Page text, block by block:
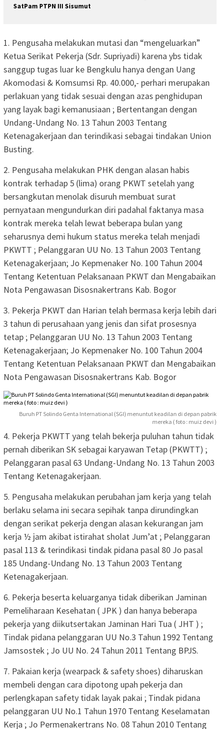
SatPam PTPN III Sisumut
1. Pengusaha melakukan mutasi dan “mengeluarkan”
Ketua Serikat Pekerja (Sdr. Supriyadi) karena ybs tidak
sanggup tugas luar ke Bengkulu hanya dengan Uang
Akomodasi & Komsumsi Rp. 40.000,- perhari merupakan
perlakuan yang tidak sesuai dengan azas penghidupan
yang layak bagi kemanusiaan ; Bertentangan dengan
Undang-Undang No. 13 Tahun 2003 Tentang
Ketenagakerjaan dan terindikasi sebagai tindakan Union
Busting.
2. Pengusaha melakukan PHK dengan alasan habis
kontrak terhadap 5 (lima) orang PKWT setelah yang
bersangkutan menolak disuruh membuat surat
pernyataan mengundurkan diri padahal faktanya masa
kontrak mereka telah lewat beberapa bulan yang
seharusnya demi hukum status mereka telah menjadi
PKWTT ; Pelanggaran UU No. 13 Tahun 2003 Tentang
Ketenagakerjaan; Jo Kepmenaker No. 100 Tahun 2004
Tentang Ketentuan Pelaksanaan PKWT dan Mengabaikan
Nota Pengawasan Disosnakertrans Kab. Bogor
3. Pekerja PKWT dan Harian telah bermasa kerja lebih dari
3 tahun di perusahaan yang jenis dan sifat prosesnya
tetap ; Pelanggaran UU No. 13 Tahun 2003 Tentang
Ketenagakerjaan; Jo Kepmenaker No. 100 Tahun 2004
Tentang Ketentuan Pelaksanaan PKWT dan Mengabaikan
Nota Pengawasan Disosnakertrans Kab. Bogor
Buruh PT Solindo Genta International (SGI) menuntut keadilan di depan pabrik
mereka ( foto : muiz devi )
4. Pekerja PKWTT yang telah bekerja puluhan tahun tidak
pernah diberikan SK sebagai karyawan Tetap (PKWTT) ;
Pelanggaran pasal 63 Undang-Undang No. 13 Tahun 2003
Tentang Ketenagakerjaan.
5. Pengusaha melakukan perubahan jam kerja yang telah
berlaku selama ini secara sepihak tanpa dirundingkan
dengan serikat pekerja dengan alasan kekurangan jam
kerja ½ jam akibat istirahat sholat Jum’at ; Pelanggaran
pasal 113 & terindikasi tindak pidana pasal 80 Jo pasal
185 Undang-Undang No. 13 Tahun 2003 Tentang
Ketenagakerjaan.
6. Pekerja beserta keluarganya tidak diberikan Jaminan
Pemeliharaan Kesehatan ( JPK ) dan hanya beberapa
pekerja yang diikutsertakan Jaminan Hari Tua ( JHT ) ;
Tindak pidana pelanggaran UU No.3 Tahun 1992 Tentang
Jamsostek ; Jo UU No. 24 Tahun 2011 Tentang BPJS.
7. Pakaian kerja (wearpack & safety shoes) diharuskan
membeli dengan cara dipotong upah pekerja dan
perlengkapan safety tidak layak pakai ; Tindak pidana
pelanggaran UU No.1 Tahun 1970 Tentang Keselamatan
Kerja ; Jo Permenakertrans No. 08 Tahun 2010 Tentang